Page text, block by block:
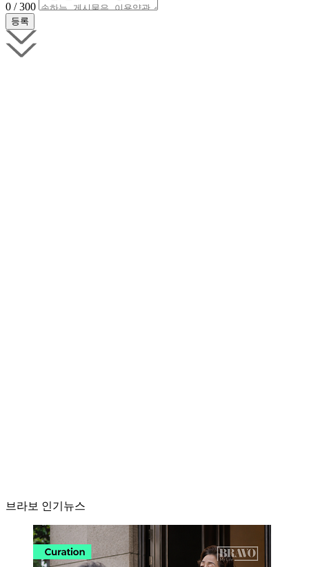
0 / 300
브라보 인기뉴스